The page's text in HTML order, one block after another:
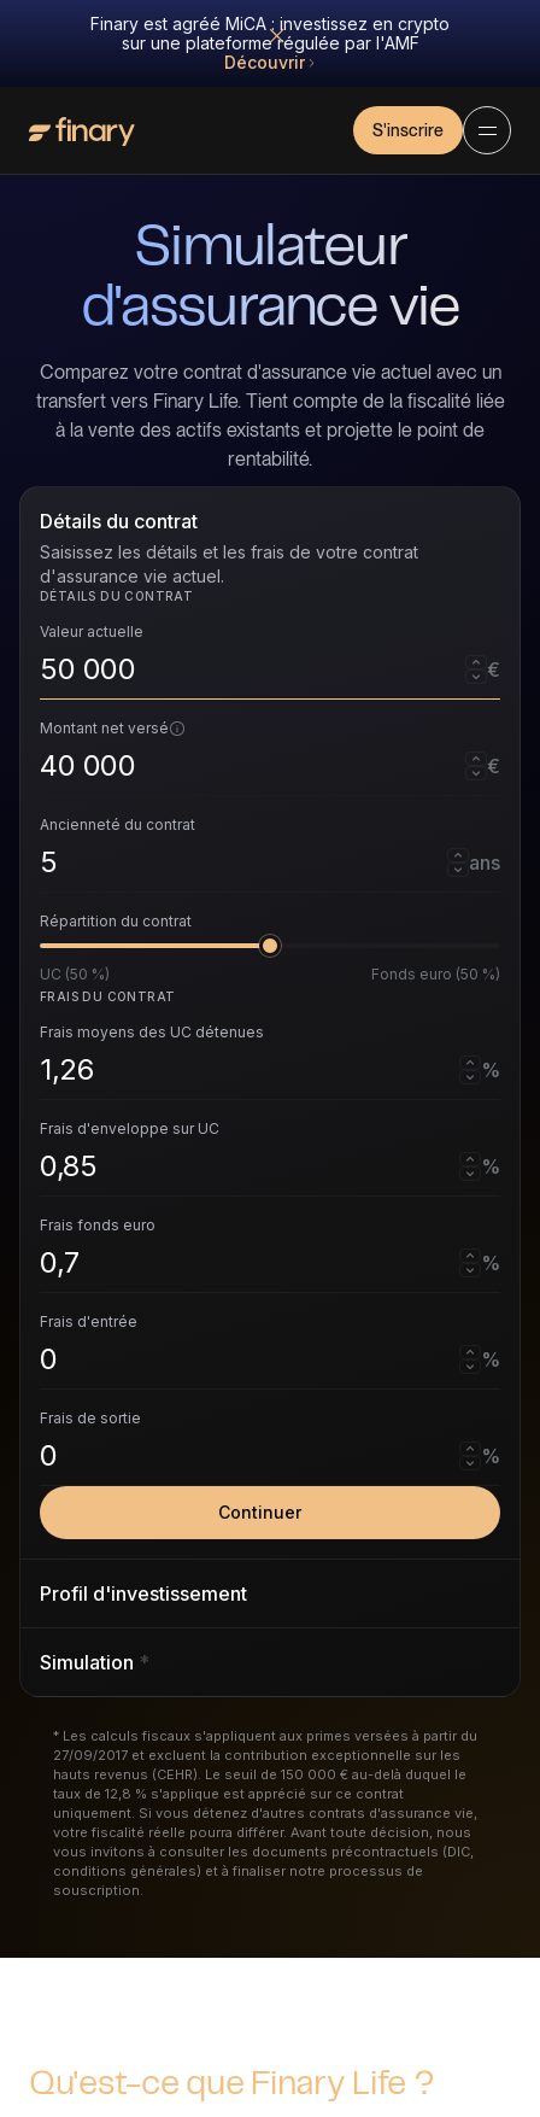
Finary est agréé MiCA : investissez en crypto
sur une plateforme régulée par l'AMF
Découvrir
S'inscrire
Simulateur
d'assurance vie
Comparez votre contrat d'assurance vie actuel avec un
transfert vers Finary Life. Tient compte de la fiscalité liée
à la vente des actifs existants et projette le point de
rentabilité.
Détails du contrat
Saisissez les détails et les frais de votre contrat
d'assurance vie actuel.
DÉTAILS DU CONTRAT
Valeur actuelle
€
Montant net versé
€
Ancienneté du contrat
ans
Répartition du contrat
UC (50 %) Fonds euro (50 %)
FRAIS DU CONTRAT
Frais moyens des UC détenues
%
Frais d'enveloppe sur UC
%
Frais fonds euro
%
Frais d'entrée
%
Frais de sortie
%
Continuer
Profil d'investissement
Simulation *
* Les calculs fiscaux s'appliquent aux primes versées à partir du
27/09/2017 et excluent la contribution exceptionnelle sur les
hauts revenus (CEHR). Le seuil de 150 000 € au-delà duquel le
taux de 12,8 % s'applique est apprécié sur ce contrat
uniquement. Si vous détenez d'autres contrats d'assurance vie,
votre fiscalité réelle pourra différer. Avant toute décision, nous
vous invitons à consulter les documents précontractuels (DIC,
conditions générales) et à finaliser notre processus de
souscription.
Qu'est-ce que Finary Life ?